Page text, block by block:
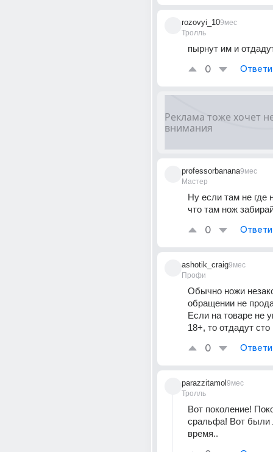
rozovyi_10
Тролль
9мес
пырнут им и
0
professorbanana
Мастер
9мес
Ну если там не где
что там нож
0
ashotik_craig
Профи
9мес
Обычно ножи
обращении не
Если на товаре не
18+, то отдадут
0
parazzitamol
Тролль
9мес
Вот поколение!
сральфа! Вот
время..